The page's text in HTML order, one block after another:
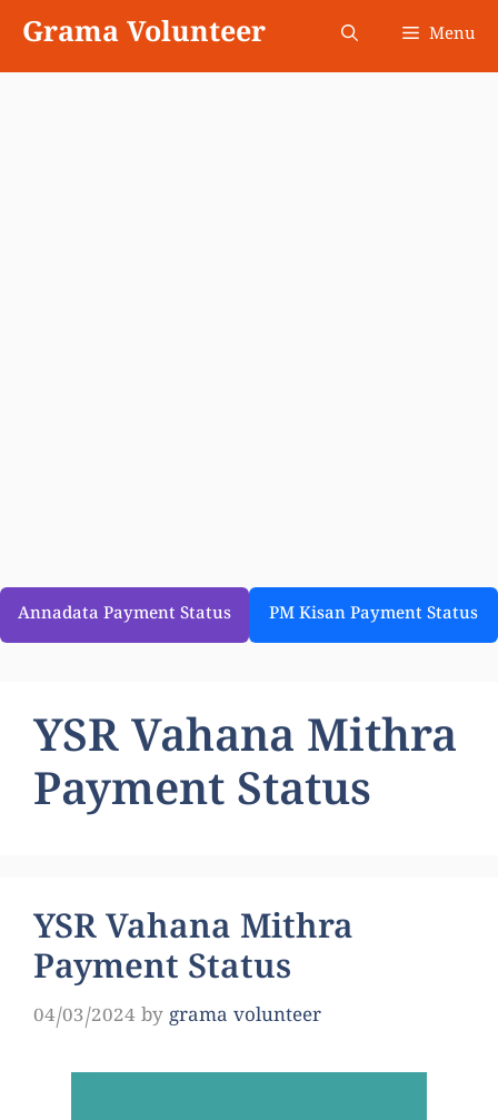
content
Grama Volunteer Menu
Annadata Payment Status PM Kisan Payment Status
YSR Vahana Mithra
Payment Status
YSR Vahana Mithra
Payment Status
04/03/2024 by grama volunteer